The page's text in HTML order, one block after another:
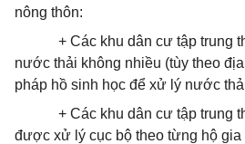
nông thôn:
+ Các khu dân cư tập trung
nước thải không nhiều (tùy theo
pháp hồ sinh học để xử lý nước
+ Các khu dân cư tập trung
được xử lý cục bộ theo từng hộ gia